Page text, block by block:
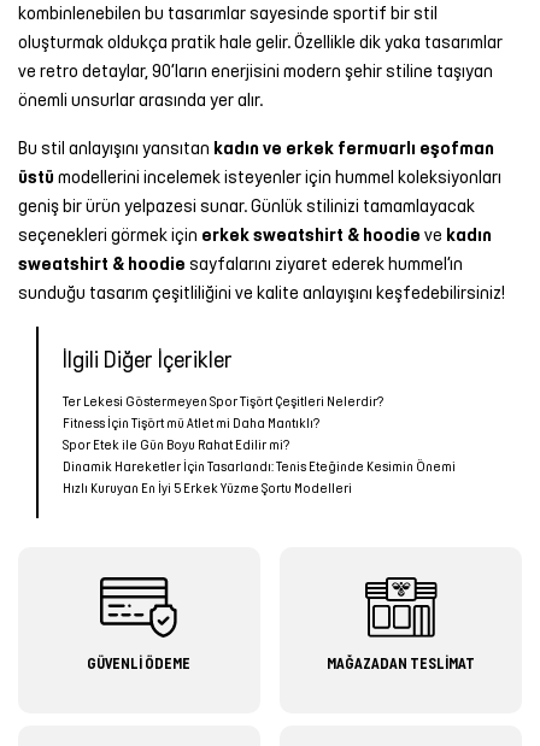
kombinlenebilen bu tasarımlar sayesinde sportif bir stil
oluşturmak oldukça pratik hale gelir. Özellikle dik yaka tasarımlar
ve retro detaylar, 90’ların enerjisini modern şehir stiline taşıyan
önemli unsurlar arasında yer alır.
Bu stil anlayışını yansıtan kadın ve erkek fermuarlı eşofman
üstü modellerini incelemek isteyenler için hummel koleksiyonları
geniş bir ürün yelpazesi sunar. Günlük stilinizi tamamlayacak
seçenekleri görmek için erkek sweatshirt & hoodie ve kadın
sweatshirt & hoodie sayfalarını ziyaret ederek hummel’ın
sunduğu tasarım çeşitliliğini ve kalite anlayışını keşfedebilirsiniz!
İlgili Diğer İçerikler
Ter Lekesi Göstermeyen Spor Tişört Çeşitleri Nelerdir?
Fitness İçin Tişört mü Atlet mi Daha Mantıklı?
Spor Etek ile Gün Boyu Rahat Edilir mi?
Dinamik Hareketler İçin Tasarlandı: Tenis Eteğinde Kesimin Önemi
Hızlı Kuruyan En İyi 5 Erkek Yüzme Şortu Modelleri
GÜVENLİ ÖDEME MAĞAZADAN TESLİMAT